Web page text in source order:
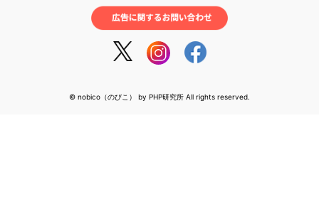
© nobico（のびこ） by PHP研究所 All rights reserved.